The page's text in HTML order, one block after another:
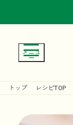
トップ レシピTOP